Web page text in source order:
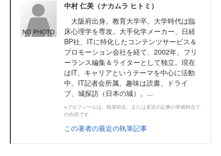
中村 仁美（ナカムラ ヒトミ）
大阪府出身。教育大学卒。大学時代は臨
床心理学を専攻。大手化学メーカー、日経
BP社、ITに特化したコンテンツサービス＆
プロモーション会社を経て、2002年、フリ
ーランス編集＆ライターとして独立。現在
はIT、キャリアというテーマを中心に活動
中。IT記者会所属。趣味は読書、ドライ
ブ、城探訪（日本の城）。...
※プロフィールは、執筆時点、または直近の記事の寄稿時点で
の内容です
この著者の最近の執筆記事